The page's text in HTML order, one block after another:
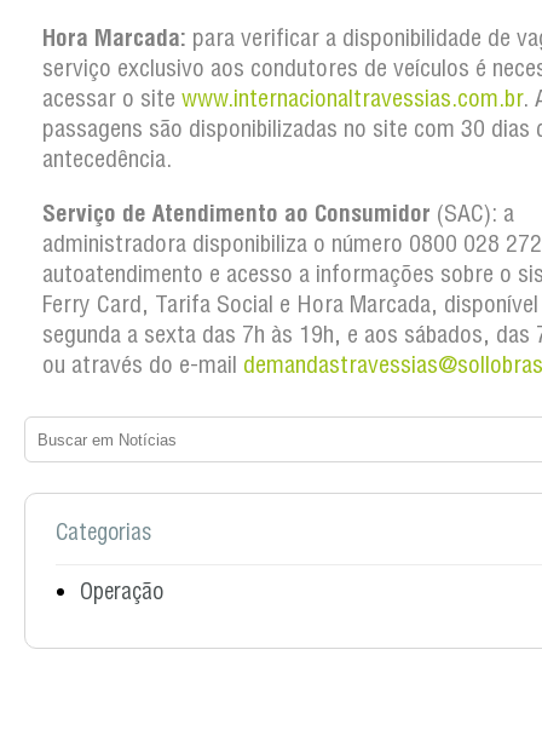
Hora Marcada: para verificar a disponibilidade de
serviço exclusivo aos condutores de veículos é
acessar o site www.internacionaltravessias.com.br.
passagens são disponibilizadas no site com 30 dias
antecedência.
Serviço de Atendimento ao Consumidor (SAC): a
administradora disponibiliza o número 0800 028
autoatendimento e acesso a informações sobre o
Ferry Card, Tarifa Social e Hora Marcada,
segunda a sexta das 7h às 19h, e aos sábados, das
ou através do e-mail
Categorias
Operação